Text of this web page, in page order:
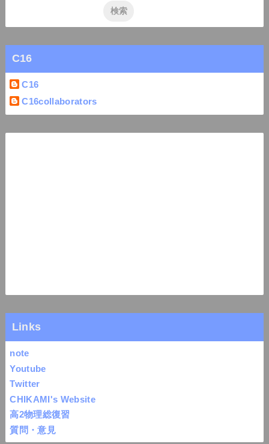
C16
C16
C16collaborators
Links
note
Youtube
Twitter
CHIKAMI's Website
高2物理総復習
質問・意見